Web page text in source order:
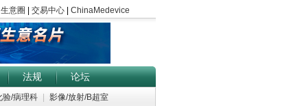
法规 论坛
验/病理科
影像/放射/B超室